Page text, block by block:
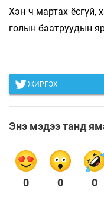
Хэн ч мартах ёсгүй,
голын баатруудын
ЖИРГЭХ
Энэ мэдээ танд
0 0 0